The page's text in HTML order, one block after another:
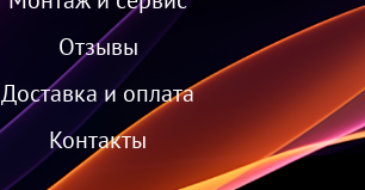
Отзывы
Доставка и оплата
Контакты